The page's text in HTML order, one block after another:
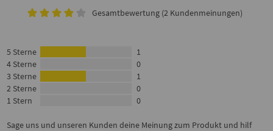
Gesamtbewertung (2 Kundenmeinungen)
5 Sterne
1
4 Sterne
0
3 Sterne
1
2 Sterne
0
1 Stern
0
Sage uns und unseren Kunden deine Meinung zum Produkt und hilf